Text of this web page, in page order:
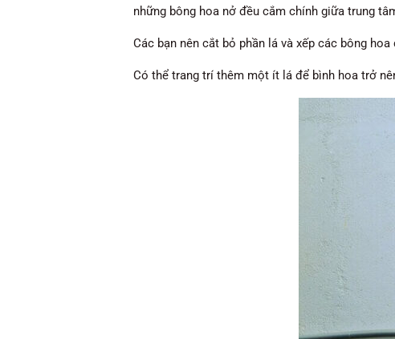
những bông hoa nở đều cắm chính giữa trung
Các bạn nên cắt bỏ phần lá và xếp các bông
Có thể trang trí thêm một ít lá để bình hoa trở